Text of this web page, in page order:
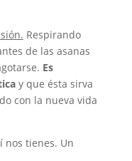
Respirando
de las asanas
Es
y que ésta sirva
con la nueva vida
nos tienes. Un